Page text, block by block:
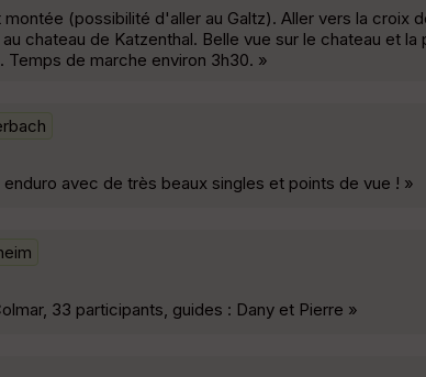
(possibilité d'aller au Galtz). Aller vers la croix
chateau de Katzenthal. Belle vue sur le chateau et la
Temps de marche environ 3h30. »
avec de très beaux singles et points de vue ! »
33 participants, guides : Dany et Pierre »